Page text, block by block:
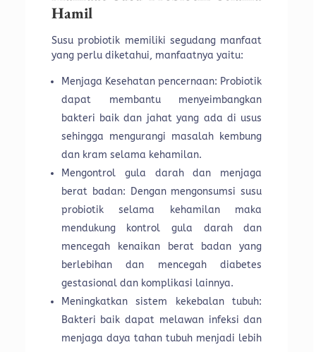
Hamil
Susu probiotik memiliki segudang manfaat
yang perlu diketahui, manfaatnya yaitu:
Menjaga Kesehatan pencernaan: Probiotik
dapat membantu menyeimbangkan
bakteri baik dan jahat yang ada di usus
sehingga mengurangi masalah kembung
dan kram selama kehamilan.
Mengontrol gula darah dan menjaga
berat badan: Dengan mengonsumsi susu
probiotik selama kehamilan maka
mendukung kontrol gula darah dan
mencegah kenaikan berat badan yang
berlebihan dan mencegah diabetes
gestasional dan komplikasi lainnya.
Meningkatkan sistem kekebalan tubuh:
Bakteri baik dapat melawan infeksi dan
menjaga daya tahan tubuh menjadi lebih